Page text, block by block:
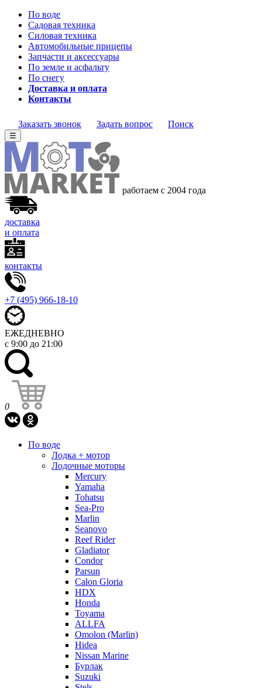
По воде
Садовая техника
Силовая техника
Автомобильные прицепы
Запчасти и аксессуары
По земле и асфальту
По снегу
Доставка и оплата
Контакты
Заказать звонок Задать вопрос Поиск
☰
работаем с 2004 года
доставка
и оплата
контакты
+7 (495) 966-18-10
ЕЖЕДНЕВНО
с 9:00 до 21:00
0
По воде
Лодка + мотор
Лодочные моторы
Mercury
Yamaha
Tohatsu
Sea-Pro
Marlin
Seanovo
Reef Rider
Gladiator
Condor
Parsun
Calon Gloria
HDX
Honda
Toyama
ALLFA
Omolon (Marlin)
Hidea
Nissan Marine
Бурлак
Suzuki